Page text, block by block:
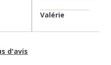
Valérie
d'avis